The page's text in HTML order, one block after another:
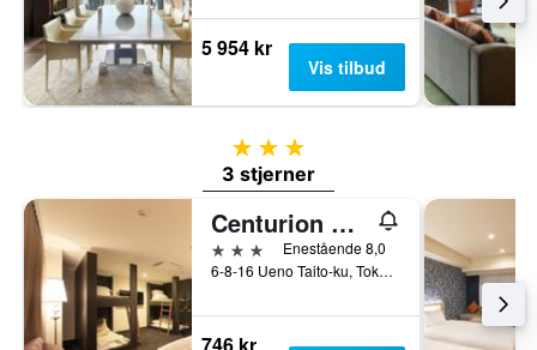
5 954 kr
Vis tilbud
3 stjerner
3 stjerner
Centurion Hotel & Spa Ueno Station
3 stjernerEnestående 8,0
6-8-16 Ueno Taito-ku, Tokyo, Japan
746 kr